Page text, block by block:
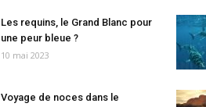
Les requins, le Grand Blanc pour
une peur bleue ?
10 mai 2023
Voyage de noces dans le